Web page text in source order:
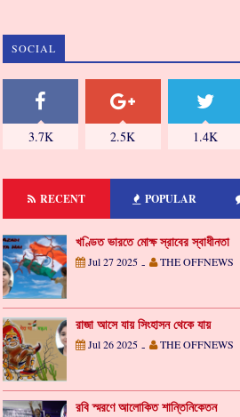
SOCIAL
3.7K 2.5K 1.4K
RECENT POPULAR
খণ্ডিত ভারতে মোক্ষ স্রাবের স্বাধীনতা
Jul 27 2025 - THE OFFNEWS
রাজা আসে যায় সিংহাসন থেকে যায়
Jul 26 2025 - THE OFFNEWS
রবি স্মরণে আলোকিত শান্তিনিকেতন